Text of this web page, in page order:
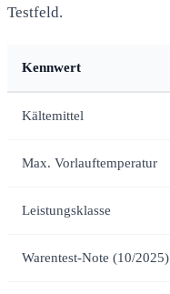
Testfeld.
Kennwert
Kältemittel
Max. Vorlauftemperatur
Leistungsklasse
Warentest-Note (10/2025)